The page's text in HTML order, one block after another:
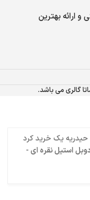
و ارائه بهترین
گالری می باشد.
یک خرید کرد
استیل نقره ای -